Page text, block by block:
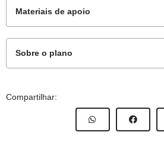
Materiais de apoio
Sobre o plano
Este plano de aula foi elaborado pelo
Compartilhar: